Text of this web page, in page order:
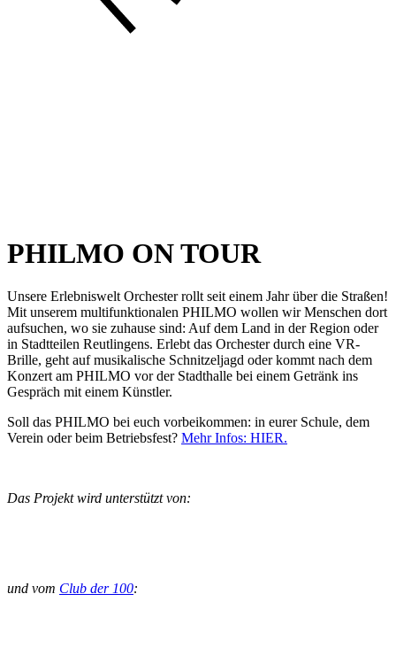
PHILMO ON TOUR
Unsere Erlebniswelt Orchester rollt seit einem Jahr über die Straßen!
Mit unserem multifunktionalen PHILMO wollen wir Menschen dort
aufsuchen, wo sie zuhause sind: Auf dem Land in der Region oder
in Stadtteilen Reutlingens. Erlebt das Orchester durch eine VR-
Brille, geht auf musikalische Schnitzeljagd oder kommt nach dem
Konzert am PHILMO vor der Stadthalle bei einem Getränk ins
Gespräch mit einem Künstler.
Soll das PHILMO bei euch vorbeikommen: in eurer Schule, dem
Verein oder beim Betriebsfest? Mehr Infos: HIER.
Das Projekt wird unterstützt von:
und vom Club der 100: